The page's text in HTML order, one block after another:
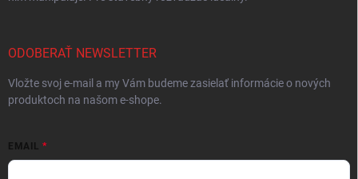
ODOBERAŤ NEWSLETTER
Vložte svoj e-mail a my Vám budeme zasielať informácie o nových
produktoch na našom e-shope.
EMAIL